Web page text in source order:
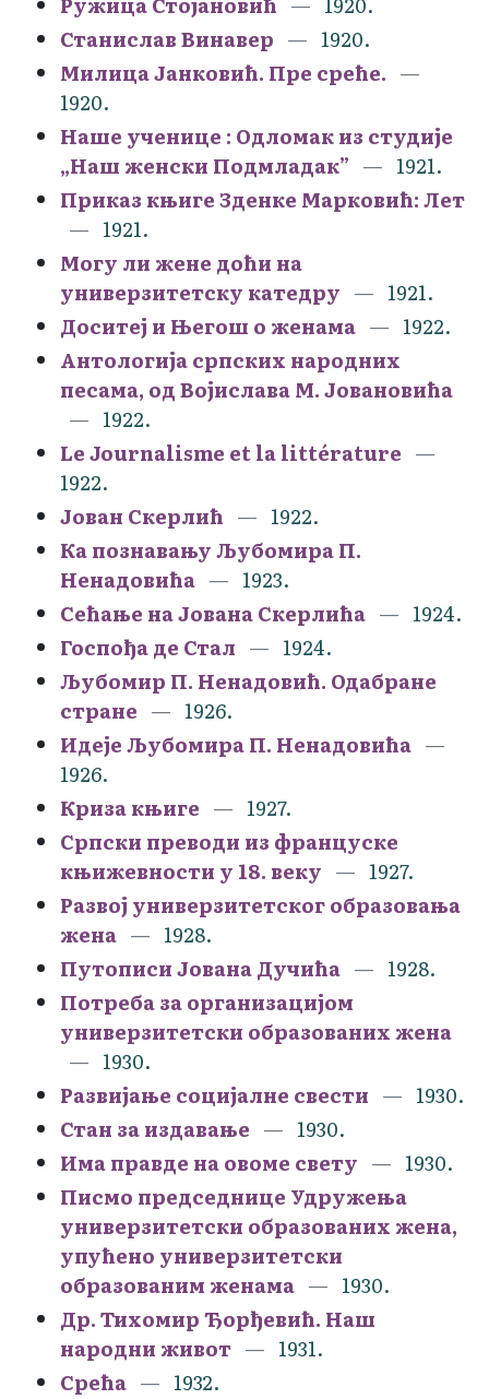
Станислав Винавер
1920.
Милица Јанковић. Пре среће.
1920.
Наше ученице : Oдломак из студије
„Наш женски Подмладак”
1921.
Приказ књиге Зденке Марковић: Лет
1921.
Могу ли жене доћи на
универзитетску катедру
1921.
Доситеј и Његош о женама
1922.
Антологија српских народних
песама, од Војислава М. Јовановића
1922.
Le Journalisme et la littérature
1922.
Јован Скерлић
1922.
Ка познавању Љубомира П.
Ненадовића
1923.
Сећање на Јована Скерлића
1924.
Госпођа де Стал
1924.
Љубомир П. Ненадовић. Одабране
стране
1926.
Идеје Љубомира П. Ненадовића
1926.
Криза књиге
1927.
Српски преводи из француске
књижевности у 18. веку
1927.
Развој универзитетског образовања
жена
1928.
Путописи Јована Дучића
1928.
Потреба за организацијом
универзитетски образованих жена
1930.
Развијање социјалне свести
1930.
Стан за издавање
1930.
Има правде на овоме свету
1930.
Писмо председнице Удружења
универзитетски образованих жена,
упућено универзитетски
образованим женама
1930.
Др. Тихомир Ђорђевић. Наш
народни живот
1931.
Срећа
1932.